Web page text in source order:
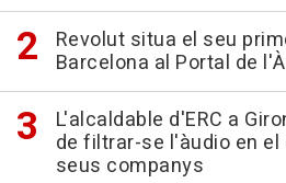
Revolut situa el seu
Barcelona al Portal de
L'alcaldable d'ERC a
de filtrar-se l'àudio en
seus companys